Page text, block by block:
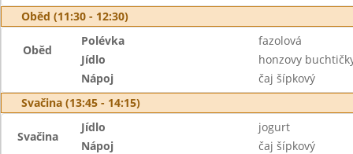
Oběd (11:30 - 12:30)
Oběd
Polévka
fazolová
Jídlo
honzovy
Nápoj
čaj šípkový
Svačina (13:45 - 14:15)
Svačina
Jídlo
jogurt
Nápoj
čaj šípkový